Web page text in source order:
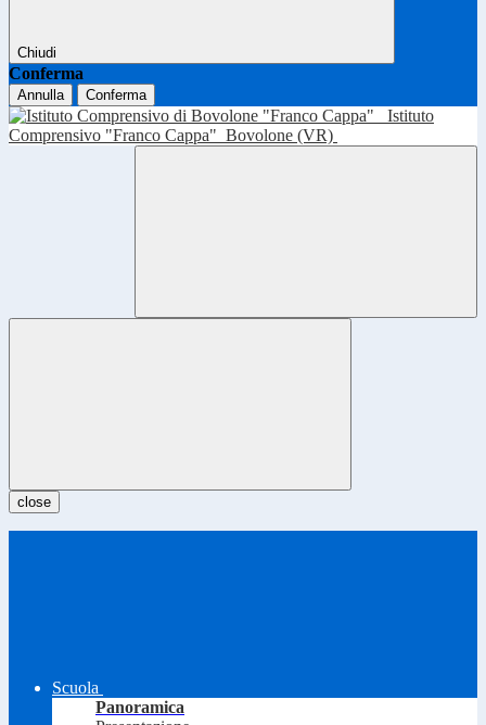
Chiudi
Conferma
Annulla Conferma
Istituto
Comprensivo "Franco Cappa" Bovolone (VR)
close
Scuola
Panoramica